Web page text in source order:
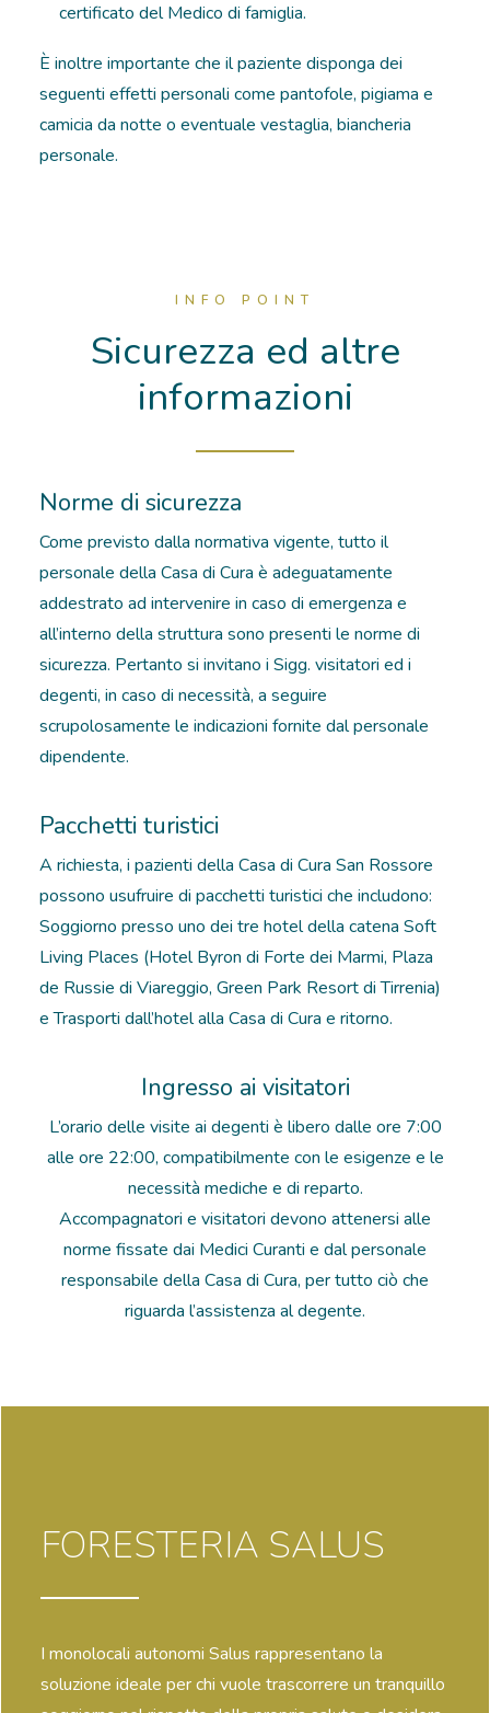
certificato del Medico di famiglia.
È inoltre importante che il paziente disponga dei
seguenti effetti personali come pantofole, pigiama e
camicia da notte o eventuale vestaglia, biancheria
personale.
INFO POINT
Sicurezza ed altre
informazioni
Norme di sicurezza
Come previsto dalla normativa vigente, tutto il
personale della Casa di Cura è adeguatamente
addestrato ad intervenire in caso di emergenza e
all’interno della struttura sono presenti le norme di
sicurezza. Pertanto si invitano i Sigg. visitatori ed i
degenti, in caso di necessità, a seguire
scrupolosamente le indicazioni fornite dal personale
dipendente.
Pacchetti turistici
A richiesta, i pazienti della Casa di Cura San Rossore
possono usufruire di pacchetti turistici che includono:
Soggiorno presso uno dei tre hotel della catena Soft
Living Places (Hotel Byron di Forte dei Marmi, Plaza
de Russie di Viareggio, Green Park Resort di Tirrenia)
e Trasporti dall’hotel alla Casa di Cura e ritorno.
Ingresso ai visitatori
L’orario delle visite ai degenti è libero dalle ore 7:00
alle ore 22:00, compatibilmente con le esigenze e le
necessità mediche e di reparto.
Accompagnatori e visitatori devono attenersi alle
norme fissate dai Medici Curanti e dal personale
responsabile della Casa di Cura, per tutto ciò che
riguarda l’assistenza al degente.
FORESTERIA SALUS
I monolocali autonomi Salus rappresentano la
soluzione ideale per chi vuole trascorrere un tranquillo